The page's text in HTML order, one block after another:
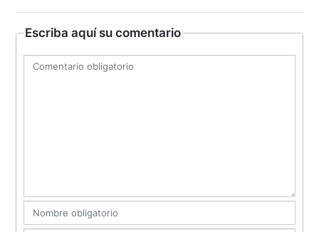
Escriba aquí su comentario